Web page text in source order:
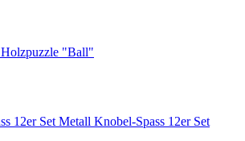
Holzpuzzle "Ball"
Metall Knobel-Spass 12er Set